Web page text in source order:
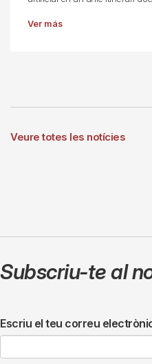
Ver más
Veure totes les notícies
Subscriu-te al
Escriu el teu correu